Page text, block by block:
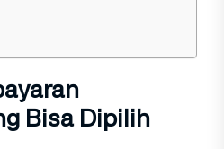
Bisa Dipilih